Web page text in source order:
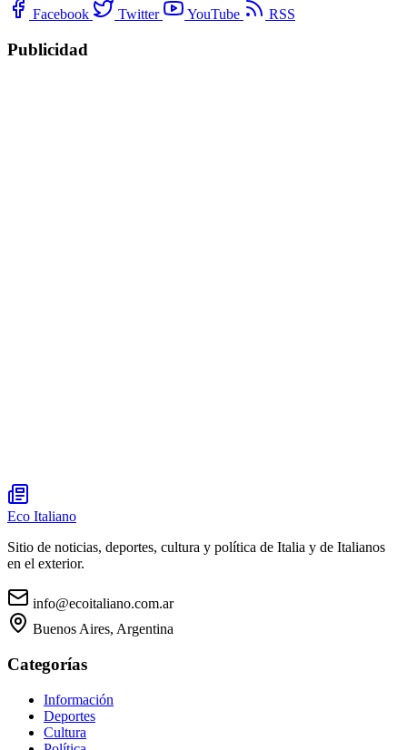
Facebook Twitter YouTube RSS
Publicidad
Eco Italiano
Sitio de noticias, deportes, cultura y política de Italia y de Italianos
en el exterior.
info@ecoitaliano.com.ar
Buenos Aires, Argentina
Categorías
Información
Deportes
Cultura